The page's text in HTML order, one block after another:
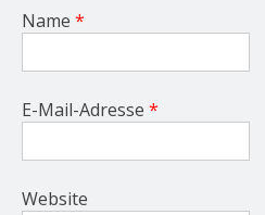
Name *
E-Mail-Adresse *
Website